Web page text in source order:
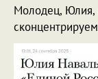
Молодец, Юлия,